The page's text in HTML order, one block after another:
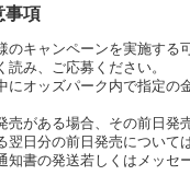
事項
キャンペーンを実施する
み、ご応募ください。
にオッズパーク内で指定
売がある場合、その前日
日分の前日発売について
知書の発送若しくはメッ